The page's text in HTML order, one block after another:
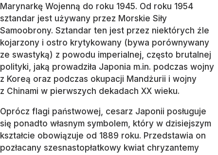
Marynarkę Wojenną do roku 1945. Od roku 1954
sztandar jest używany przez Morskie Siły
Samoobrony. Sztandar ten jest przez niektórych źle
kojarzony i ostro krytykowany (bywa porównywany
ze swastyką) z powodu imperialnej, często brutalnej
polityki, jaką prowadziła Japonia m.in. podczas wojny
z Koreą oraz podczas okupacji Mandżurii i wojny
z Chinami w pierwszych dekadach XX wieku.
Oprócz flagi państwowej, cesarz Japonii posługuje
się ponadto własnym symbolem, który w dzisiejszym
kształcie obowiązuje od 1889 roku. Przedstawia on
pozłacany szesnastopłatkowy kwiat chryzantemy